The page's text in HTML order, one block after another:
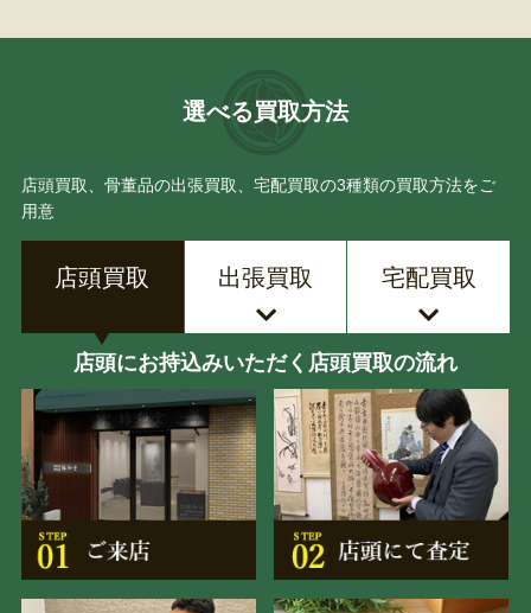
選べる買取方法
店頭買取、骨董品の出張買取、宅配買取の3種類の買取方法をご
用意
店頭買取 出張買取 宅配買取
店頭にお持込みいただく店頭買取の流れ